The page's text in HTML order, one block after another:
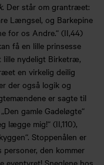
. Der står om grantræet:
Længsel, og Barkepine
for os Andre.“ (II,44)
få en lille prinsesse
nydeligt Birketræ,
en virkelig deilig
der også logik og
er sagte til
gamle Gadeløgte“
lægge mig!“ (II,110),
Stoppenålen er
den kommer